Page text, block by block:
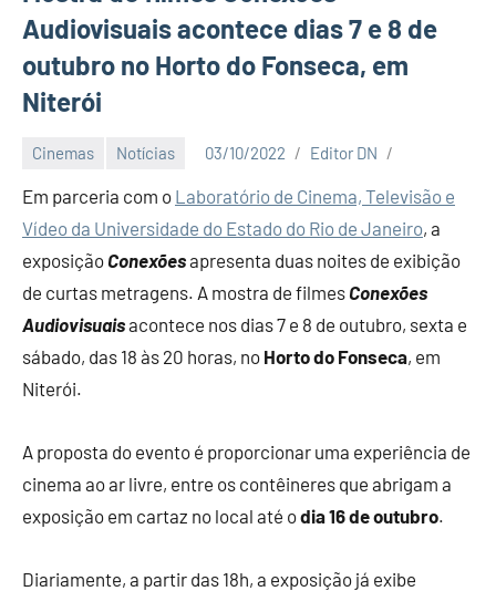
Audiovisuais acontece dias 7 e 8 de
outubro no Horto do Fonseca, em
Niterói
Cinemas Notícias 03/10/2022 Editor DN
Em parceria com o Laboratório de Cinema, Televisão e
Vídeo da Universidade do Estado do Rio de Janeiro, a
exposição Conexõesapresenta duas noites de exibição
de curtas metragens. A mostra de filmes Conexões
Audiovisuaisacontece nos dias 7 e 8 de outubro, sexta e
sábado, das 18 às 20 horas, no Horto do Fonseca, em
Niterói.
A proposta do evento é proporcionar uma experiência de
cinema ao ar livre, entre os contêineres que abrigam a
exposição em cartaz no local até odia 16 de outubro.
Diariamente, a partir das 18h, a exposição já exibe